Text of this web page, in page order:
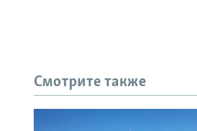
Смотрите также